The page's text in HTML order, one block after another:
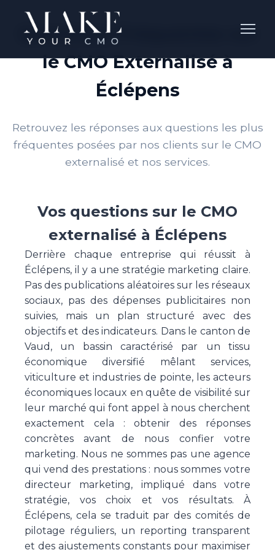
Questions Fréquentes sur
le CMO Externalisé à
Éclépens
Retrouvez les réponses aux questions les plus
fréquentes posées par nos clients sur le CMO
externalisé et nos services.
Vos questions sur le CMO
externalisé à Éclépens
Derrière chaque entreprise qui réussit à
Éclépens, il y a une stratégie marketing claire.
Pas des publications aléatoires sur les réseaux
sociaux, pas des dépenses publicitaires non
suivies, mais un plan structuré avec des
objectifs et des indicateurs. Dans le canton de
Vaud, un bassin caractérisé par un tissu
économique diversifié mêlant services,
viticulture et industries de pointe, les acteurs
économiques locaux en quête de visibilité sur
leur marché qui font appel à nous cherchent
exactement cela : obtenir des réponses
concrètes avant de nous confier votre
marketing. Nous ne sommes pas une agence
qui vend des prestations : nous sommes votre
directeur marketing, impliqué dans votre
stratégie, vos choix et vos résultats. À
Éclépens, cela se traduit par des comités de
pilotage réguliers, un reporting transparent
et des ajustements constants pour maximiser